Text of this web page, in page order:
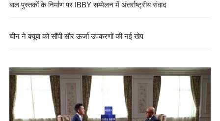
बाल पुस्तकों के निर्माण पर IBBY सम्मेलन में अंतर्राष्ट्रीय संवाद
चीन ने क्यूबा को सौंपी सौर ऊर्जा उपकरणों की नई खेप